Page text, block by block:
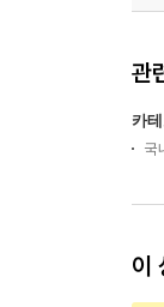
관
카
국
이